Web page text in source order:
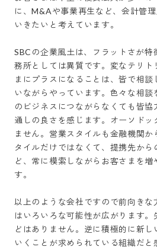
に、M&Aや事業再生など、会計管
いきたいと考えています。
SBCの企業風土は、フラットさが
務所としては異質です。変なテリト
まにプラスになることは、皆で相
いながらやっています。色々な相
のビジネスにつながらなくても皆
通しの良さを感じます。オーソドッ
ません。営業スタイルも金融機関
タイルだけではなくて、提携先か
ど、常に模索しながらお客さまを
す。
以上のような会社ですので前向きな
はいろいろな可能性が広がります。
どはありません。逆に積極的に新
いくことが求められている組織だと